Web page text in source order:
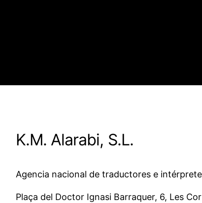
K.M. Alarabi, S.L.
Agencia nacional de traductores e
Plaça del Doctor Ignasi Barraquer, 6, Les